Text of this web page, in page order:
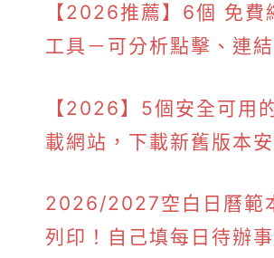
【2026推薦】6個 免費
工具－可分析點擊、連
【2026】5個安全可用
載網站，下載新舊版本
2026/2027空白日曆範
列印！自己填每日待辦